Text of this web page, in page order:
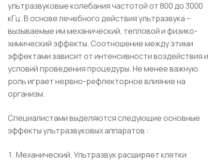
ультразвуковые колебания частотой от 800 до 3000
кГц. В основе лечебного действия ультразвука –
вызываемые им механический, тепловой и физико-
химический эффекты. Соотношение между этими
эффектами зависит от интенсивности воздействия и
условий проведения процедуры. Не менее важную
роль играет нервно-рефлекторное влияние на
организм.
Специалистами выделяются следующие основные
эффекты ультразвуковых аппаратов :
Механический. Ультразвук расширяет клетки